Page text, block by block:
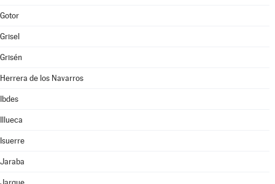
Gotor
Grisel
Grisén
Herrera de los Navarros
Ibdes
Illueca
Isuerre
Jaraba